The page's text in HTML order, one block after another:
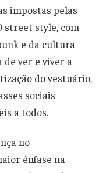
impostas pelas
street style, com
e da cultura
de ver e viver a
do vestuário,
sociais
a todos.
no
ênfase na